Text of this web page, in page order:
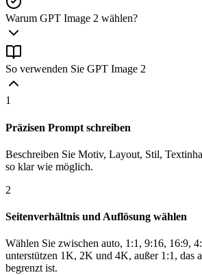
Warum GPT Image 2 wählen?
So verwenden Sie GPT Image 2
1
Präzisen Prompt schreiben
Beschreiben Sie Motiv, Layout, Stil,
so klar wie möglich.
2
Seitenverhältnis und Auflösung wählen
Wählen Sie zwischen auto, 1:1, 9:16, 16:9,
unterstützen 1K, 2K und 4K, außer 1:1, das
begrenzt ist.